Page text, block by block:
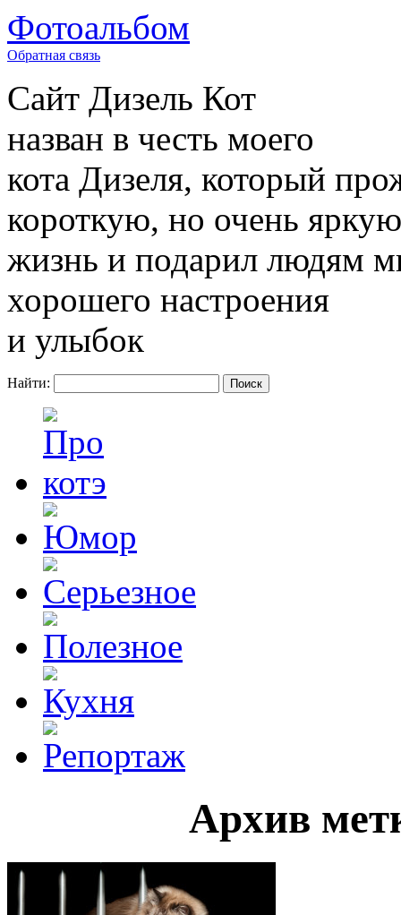
Фотоальбом
Обратная связь
Сайт Дизель Кот
назван в честь моего
кота Дизеля, который
короткую, но очень яркую
жизнь и подарил людям
хорошего настроения
и улыбок
Найти:
Архив